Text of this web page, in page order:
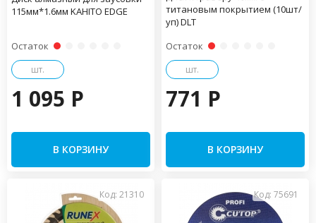
115мм*1.6мм KAHITO EDGE
Остаток
шт.
1 095 P
В КОРЗИНУ
титановым покрытием (10шт/
уп) DLT
Остаток
шт.
771 P
В КОРЗИНУ
Код: 21310 Код: 75691